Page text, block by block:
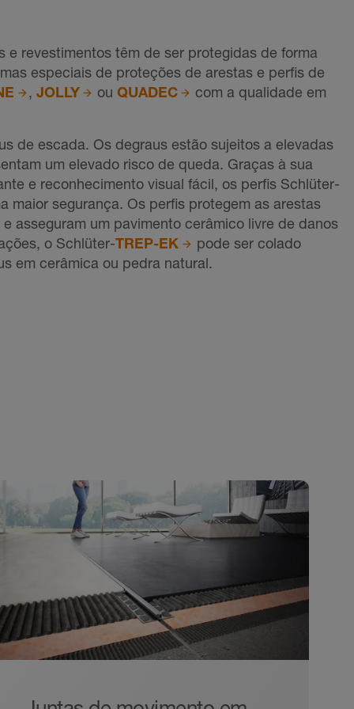
e revestimentos têm de ser protegidas de forma
especiais de proteções de arestas e perfis de
, JOLLY ou QUADEC com a qualidade em
de escada. Os degraus estão sujeitos a elevadas
um elevado risco de queda. Graças à sua
e reconhecimento visual fácil, os perfis Schlüter-
maior segurança. Os perfis protegem as arestas
asseguram um pavimento cerâmico livre de danos
o Schlüter-TREP-EK
pode ser colado
em cerâmica ou pedra natural.